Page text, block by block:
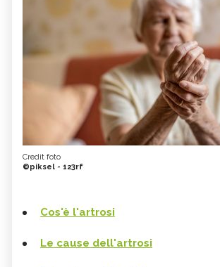
Credit foto
©piksel - 123rf
Cos'è l'artrosi
Le cause dell'artrosi